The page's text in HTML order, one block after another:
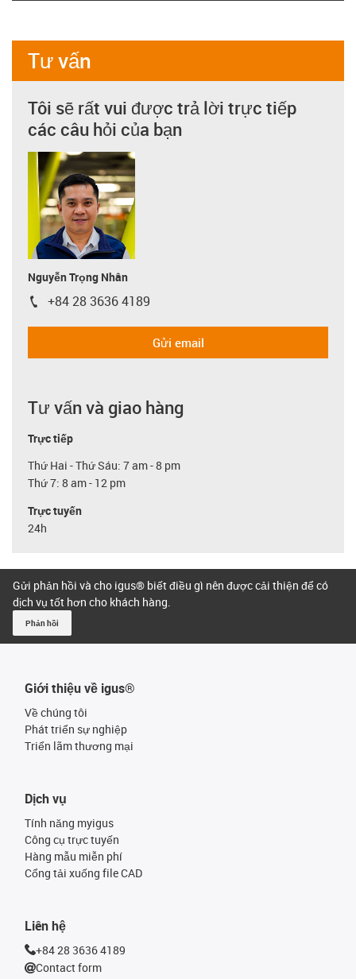
Tư vấn
Tôi sẽ rất vui được trả lời trực tiếp
các câu hỏi của bạn
Nguyễn Trọng Nhân
igus-icon-phone
+84 28 3636 4189
Gửi email
Tư vấn và giao hàng
Trực tiếp
Thứ Hai - Thứ Sáu: 7 am - 8 pm
Thứ 7: 8 am - 12 pm
Trực tuyến
24h
Gửi phản hồi và cho igus® biết điều gì nên được cải thiện để có
dịch vụ tốt hơn cho khách hàng.
Phản hồi
Giới thiệu về igus®
Về chúng tôi
Phát triển sự nghiệp
Triển lãm thương mại
Dịch vụ
Tính năng myigus
Công cụ trực tuyến
Hàng mẫu miễn phí
Cổng tải xuống file CAD
Liên hệ
+84 28 3636 4189
Contact form